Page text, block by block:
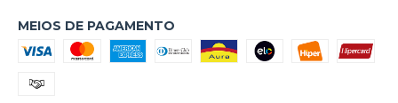
MEIOS DE PAGAMENTO